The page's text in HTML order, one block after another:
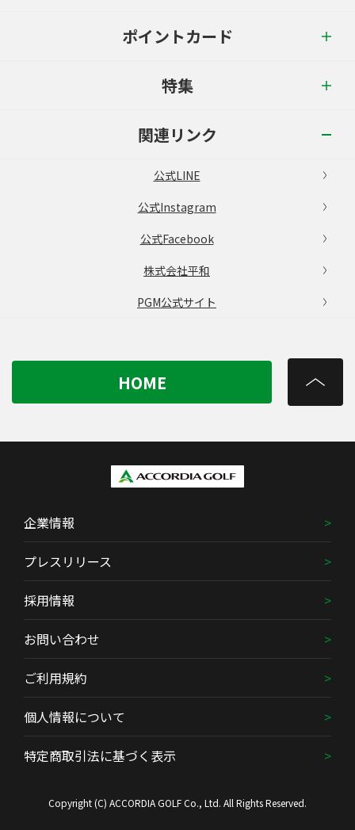
ポイントカード
特集
関連リンク
公式LINE
公式Instagram
公式Facebook
株式会社平和
PGM公式サイト
HOME
企業情報
プレスリリース
採用情報
お問い合わせ
ご利用規約
個人情報について
特定商取引法に基づく表示
Copyright (C) ACCORDIA GOLF Co., Ltd. All Rights Reserved.